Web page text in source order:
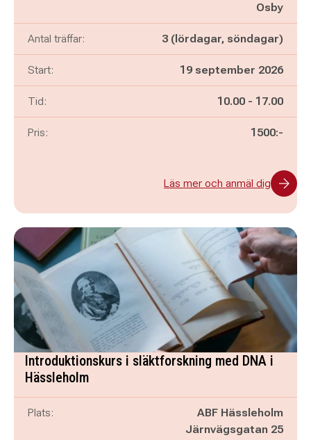
Osby
Antal träffar: 3 (lördagar, söndagar)
Start: 19 september 2026
Tid: Pågår mellan
10.00 - och
17.00
Pris: 1500:-
Läs mer och anmäl dig
Introduktionskurs i släktforskning med DNA i
Hässleholm
Plats:
ABF Hässleholm
Järnvägsgatan 25